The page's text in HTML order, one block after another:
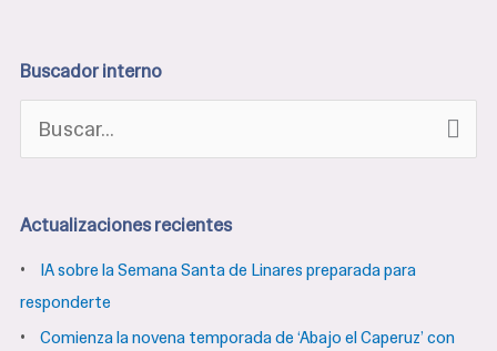
Buscador interno
u
c
a
r
Actualizaciones recientes
IA sobre la Semana Santa de Linares preparada para
responderte
Comienza la novena temporada de ‘Abajo el Caperuz’ con